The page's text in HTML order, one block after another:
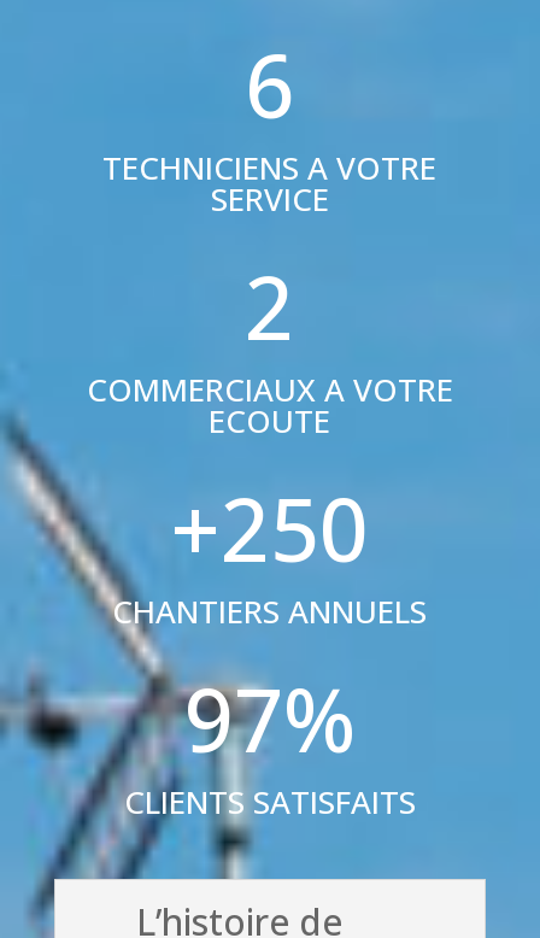
6
TECHNICIENS A VOTRE
SERVICE
2
COMMERCIAUX A VOTRE
ECOUTE
+250
CHANTIERS ANNUELS
97%
CLIENTS SATISFAITS
L’histoire de